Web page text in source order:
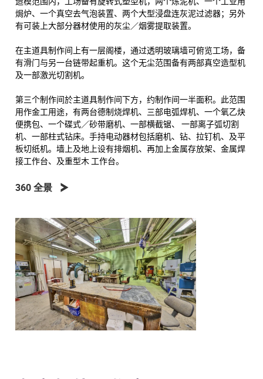
焗炉、一个真空去气泡装置、两个大型浸盘连灰泥过滤器；另外
有可装上大部分器材使用的灰尘／烟雾提取装置。
在主道具制作间上有一层阁楼，通过透明玻璃墙可俯览工场，备
有滑门与另一台链带起重机。这个无尘范围备有两部真空造型机
及一部激光切割机。
第三个制作间於主道具制作间下方，约制作间一半面积。此范围
用作金工用途，有两台德制烧焊机、三部电弧焊机、一个氧乙炔
便携包、一个碟式／砂带磨机、一部横截锯、 一部离子弧切割
机、一部柱式钻床。手持电动器材包括磨机、钻、拉钉机、及平
板切纸机。墙上及地上设有排烟机、再加上金属存放架、金属焊
接工作台、及重型木 工作台。
360 全景